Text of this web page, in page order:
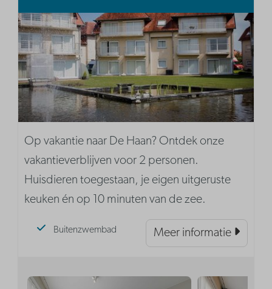
Op vakantie naar De Haan? Ontdek onze
vakantieverblijven voor 2 personen.
Huisdieren toegestaan, je eigen uitgeruste
keuken én op 10 minuten van de zee.
Buitenzwembad Meer informatie